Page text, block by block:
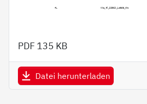
PDF 135 KB
Datei herunterladen